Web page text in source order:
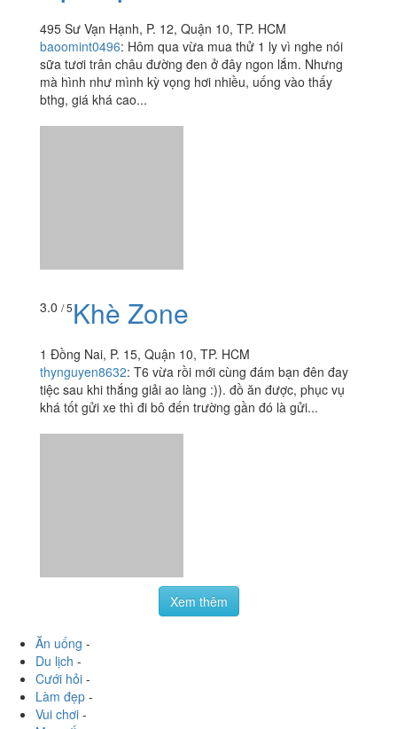
495 Sư Vạn Hạnh, P. 12, Quận 10, TP. HCM
baoomint0496: Hôm qua vừa mua thử 1 ly vì nghe nói
sữa tươi trân châu đường đen ở đây ngon lắm. Nhưng
mà hình như mình kỳ vọng hơi nhiều, uống vào thấy
bthg, giá khá cao...
3.0 / 5Khè Zone
1 Đồng Nai, P. 15, Quận 10, TP. HCM
thynguyen8632: T6 vừa rồi mới cùng đám bạn đên đay
tiệc sau khi thắng giải ao làng :)). đồ ăn được, phục vụ
khá tốt gửi xe thì đi bô đến trường gần đó là gửi...
Xem thêm
Ăn uống -
Du lịch -
Cưới hỏi -
Làm đẹp -
Vui chơi -